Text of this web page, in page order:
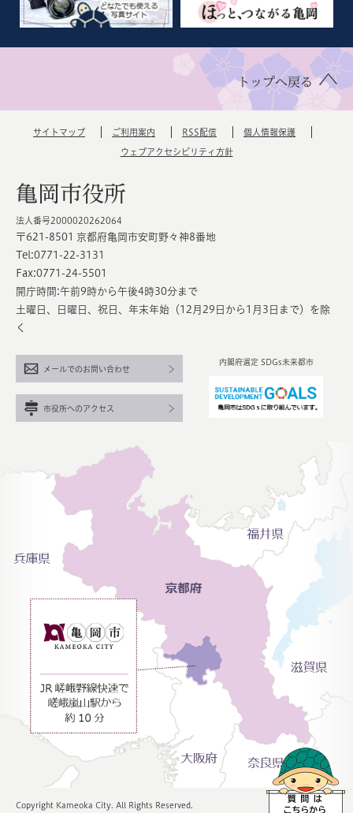
トップへ戻る
サイトマップ ご利用案内 RSS配信 個人情報保護
ウェブアクセシビリティ方針
亀岡市役所
法人番号2000020262064
〒621-8501 京都府亀岡市安町野々神8番地
Tel:0771-22-3131
Fax:0771-24-5501
開庁時間:午前9時から午後4時30分まで
土曜日、日曜日、祝日、年末年始（12月29日から1月3日まで）を除
く
内閣府選定 SDGs未来都市
メールでのお問い合わせ
市役所へのアクセス
Copyright Kameoka City. All Rights Reserved.